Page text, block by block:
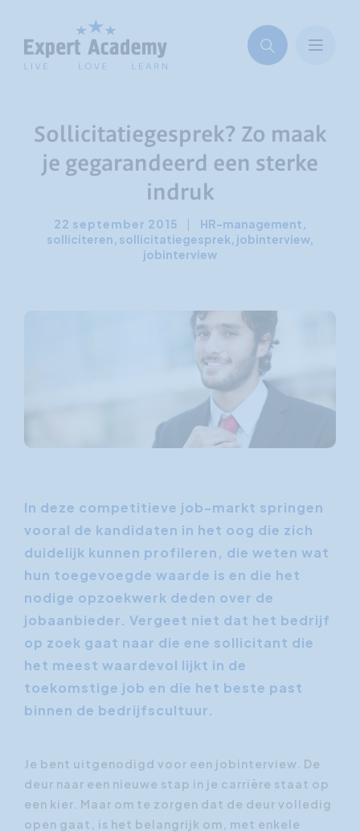
Sollicitatiegesprek? Zo maak
je gegarandeerd een sterke
indruk
22 september 2015 | HR-management,
solliciteren, sollicitatiegesprek, jobinterview,
jobinterview
In deze competitieve job-markt springen
vooral de kandidaten in het oog die zich
duidelijk kunnen profileren, die weten wat
hun toegevoegde waarde is en die het
nodige opzoekwerk deden over de
jobaanbieder. Vergeet niet dat het bedrijf
op zoek gaat naar die ene sollicitant die
het meest waardevol lijkt in de
toekomstige job en die het beste past
binnen de bedrijfscultuur.
Je bent uitgenodigd voor een jobinterview. De
deur naar een nieuwe stap in je carrière staat op
een kier. Maar om te zorgen dat de deur volledig
open gaat, is het belangrijk om, met enkele